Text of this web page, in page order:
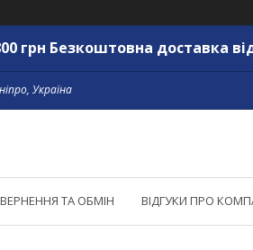
грн Безкоштовна доставка
Україна
ТА ОБМІН ВІДГУКИ ПРО